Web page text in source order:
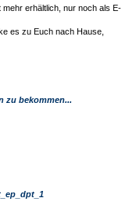
erhältlich, nur noch als E-
es zu Euch nach Hause,
zu bekommen...